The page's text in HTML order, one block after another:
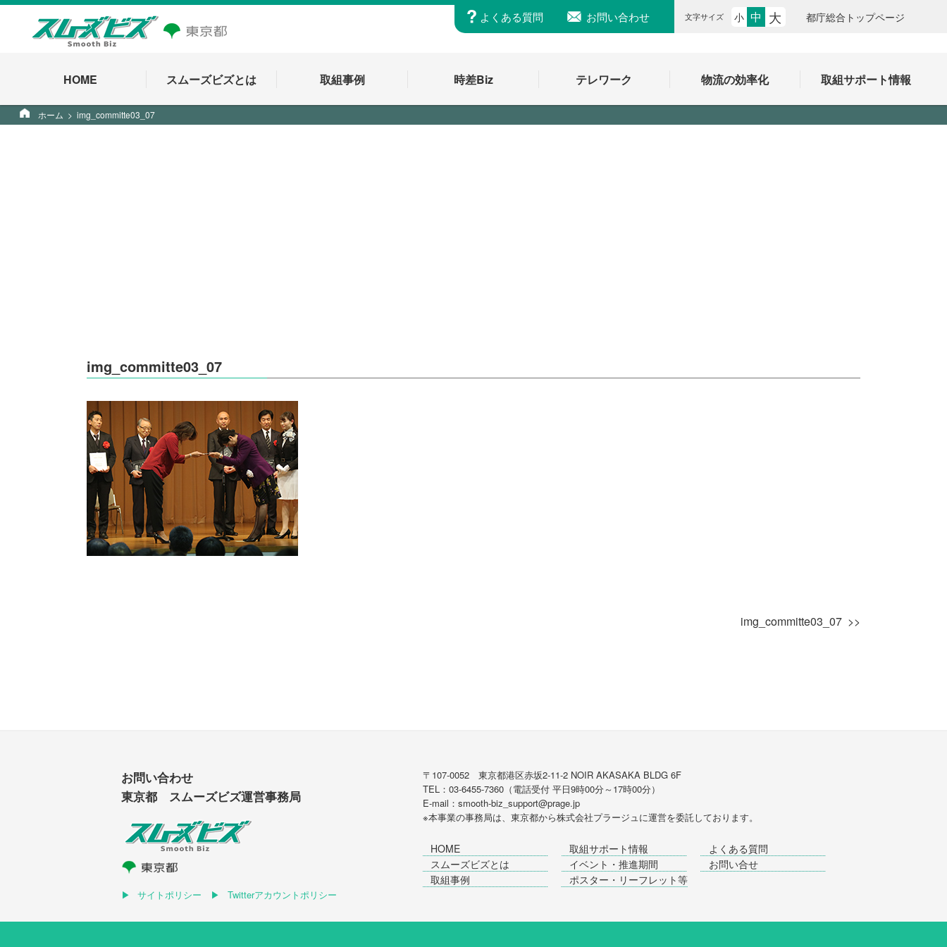
よくある質問 お問い合わせ 文字サイズ 小 中 大 都庁総合トップページ
HOME スムーズビズとは 取組事例 時差Biz テレワーク 物流の効率化 取組サポート情報
ホーム img_committe03_07
img_committe03_07
img_committe03_07
お問い合わせ
東京都 スムーズビズ運営事務局
サイトポリシー Twitterアカウントポリシー
〒107-0052 東京都港区赤坂2-11-2 NOIR AKASAKA BLDG 6F
TEL：03-6455-7360（電話受付 平日9時00分～17時00分）
E-mail：smooth-biz_support@prage.jp
※本事業の事務局は、東京都から株式会社プラージュに運営を委託しております。
HOME
スムーズビズとは
取組事例
取組サポート情報
イベント・推進期間
ポスター・リーフレット等
よくある質問
お問い合せ